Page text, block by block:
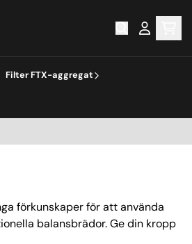
Filter FTX-aggregat
förkunskaper för att använda
balansbrädor. Ge din kropp